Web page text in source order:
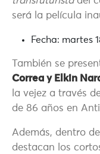
será la película
Fecha: martes
También se
Correa y Elkin
la vejez a través
de 86 años en
Además, dentro
destacan los